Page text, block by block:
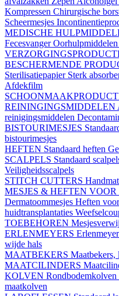
Kompressen Chirurgische
Scheermesjes
MEDISCHE
FecesvangerOorhulpmiddelen
BESCHERMENDE
Sterilisatiepapier Sterk
Afdekfilm
REININGINGSMIDDELEN
reinigingsmiddelen
BISTOURIMESJES
bistourimesjes
HEFTEN Standaard heften
SCALPELS Standaard
Veiligheidsscalpels
STITCH CUTTERS
MESJES & HEFTEN
Dermatoommesjes Heften
huidtransplantaties
TOEBEHOREN
ERLENMEYERS
wijde hals
MAATBEKERS Maatbekers,
MAATCILINDERS
KOLVEN Rondbodemkolven
maatkolven